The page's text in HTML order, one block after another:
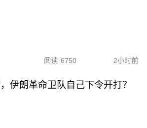
阅读 6750 2小时前
伊朗革命卫队自己下令开打？